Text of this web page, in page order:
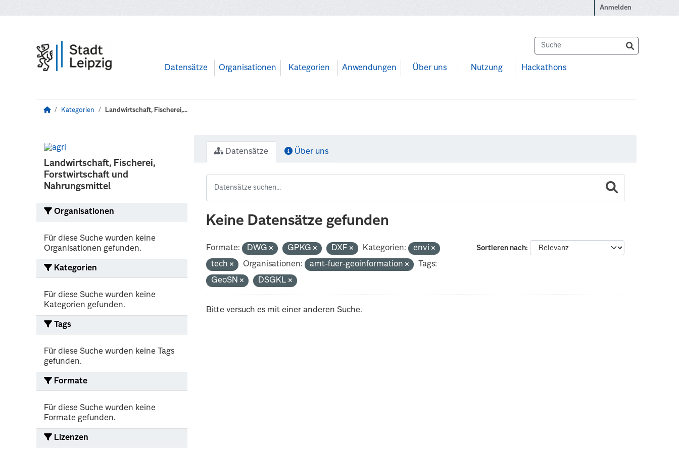
Anmelden
Datensätze Organisationen Kategorien Anwendungen Über uns Nutzung Hackathons
Kategorien Landwirtschaft, Fischerei,...
Landwirtschaft, Fischerei,
Forstwirtschaft und
Nahrungsmittel
Organisationen
Für diese Suche wurden keine
Organisationen gefunden.
Kategorien
Für diese Suche wurden keine
Kategorien gefunden.
Tags
Für diese Suche wurden keine Tags
gefunden.
Formate
Für diese Suche wurden keine
Formate gefunden.
Lizenzen
Datensätze Über uns
Keine Datensätze gefunden
Sortieren nach
Formate: DWG GPKG DXF Kategorien:
envi
tech
Organisationen: amt-fuer-geoinformation
Tags:
GeoSN
DSGKL
Bitte versuch es mit einer anderen Suche.